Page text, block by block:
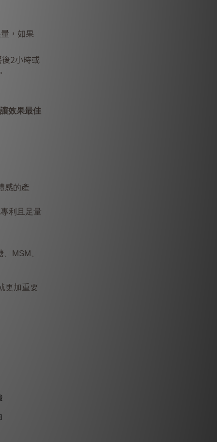
，如果
2小時或
效果最佳
感的產
利且 足量
MSM、
更加重要